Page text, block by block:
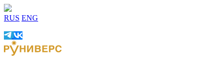
RUS ENG